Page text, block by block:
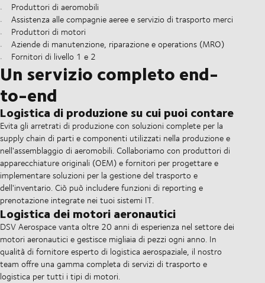
Produttori di aeromobili
Assistenza alle compagnie aeree e servizio di trasporto merci
Produttori di motori
Aziende di manutenzione, riparazione e operations (MRO)
Fornitori di livello 1 e 2
Un servizio completo end-
to-end
Logistica di produzione su cui puoi contare
Evita gli arretrati di produzione con soluzioni complete per la
supply chain di parti e componenti utilizzati nella produzione e
nell'assemblaggio di aeromobili. Collaboriamo con produttori di
apparecchiature originali (OEM) e fornitori per progettare e
implementare soluzioni per la gestione del trasporto e
dell'inventario. Ciò può includere funzioni di reporting e
prenotazione integrate nei tuoi sistemi IT.
Logistica dei motori aeronautici
DSV Aerospace vanta oltre 20 anni di esperienza nel settore dei
motori aeronautici e gestisce migliaia di pezzi ogni anno. In
qualità di fornitore esperto di logistica aerospaziale, il nostro
team offre una gamma completa di servizi di trasporto e
logistica per tutti i tipi di motori.